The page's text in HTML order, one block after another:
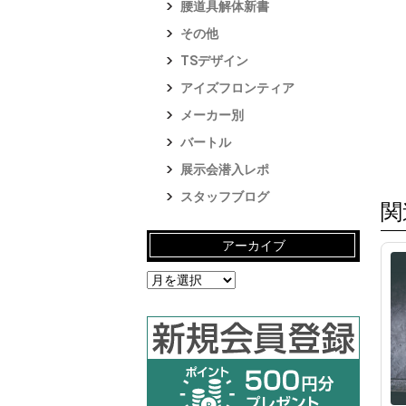
腰道具解体新書
その他
TSデザイン
アイズフロンティア
メーカー別
バートル
展示会潜入レポ
スタッフブログ
アーカイブ
ア
ー
イ
ブ